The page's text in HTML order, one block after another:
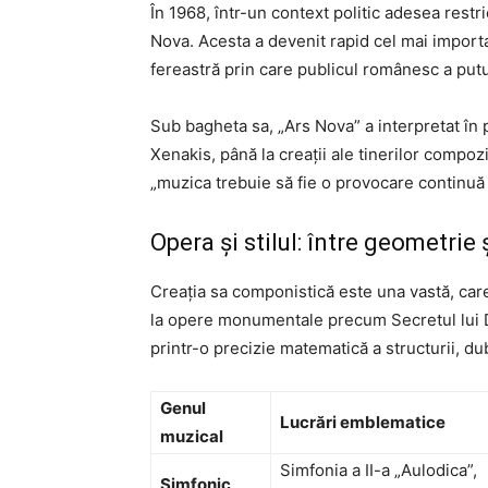
În 1968, într-un context politic adesea
Nova. Acesta a devenit rapid cel mai
fereastră prin care publicul românesc a
Sub bagheta sa, „Ars Nova” a interpretat
Xenakis, până la creații ale tinerilor
„muzica trebuie să fie o provocare
Opera și stilul: între geometrie
Creația sa componistică este una vastă,
la opere monumentale precum Secretul
printr-o precizie matematică a structurii,
Genul
muzical
Lucrări emblematice
Simfonia a II-a „Aulodica”,